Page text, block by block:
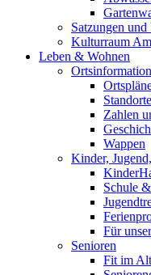
Satzungen
Kulturraum
Leben & Wohnen
Zahlen
Wappen
Kinder,
Schule
Für
Senioren
Fit im